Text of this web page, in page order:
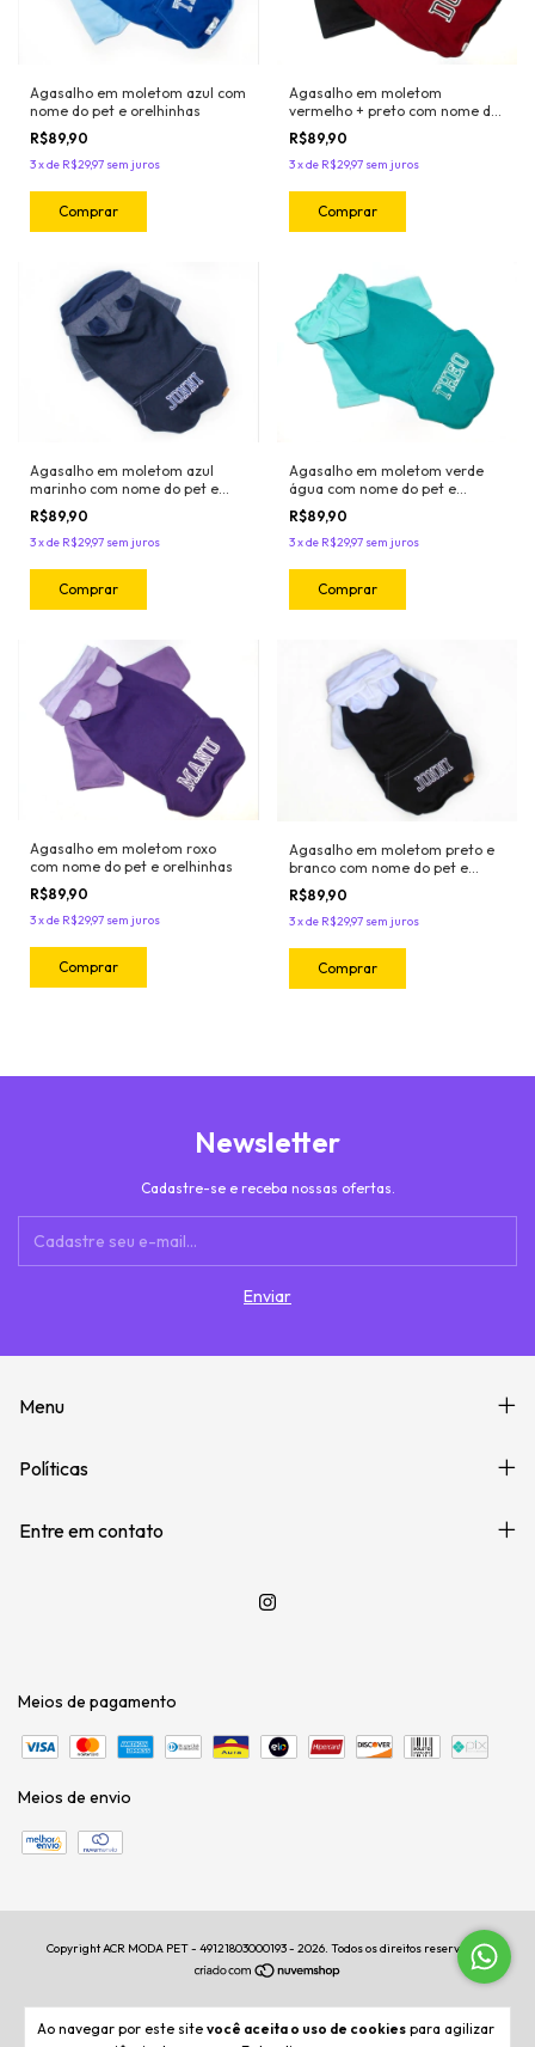
Ao navegar por este site você aceita o uso de cookies para agilizar
Agasalho em moletom azul com
nome do pet e orelhinhas
R$89,90
3xde R$29,97 sem juros
Comprar
Agasalho em moletom
vermelho + preto com nome do
pet e orelhinhas
R$89,90
3xde R$29,97 sem juros
Comprar
Agasalho em moletom azul
marinho com nome do pet e
orelhinhas
R$89,90
3xde R$29,97 sem juros
Comprar
Agasalho em moletom verde
água com nome do pet e
orelhinhas
R$89,90
3xde R$29,97 sem juros
Comprar
Agasalho em moletom roxo
com nome do pet e orelhinhas
R$89,90
3xde R$29,97 sem juros
Comprar
Agasalho em moletom preto e
branco com nome do pet e
orelhinhas
R$89,90
3xde R$29,97 sem juros
Comprar
Newsletter
Cadastre-se e receba nossas ofertas.
Menu
Políticas
Entre em contato
Meios de pagamento
Meios de envio
Copyright ACR MODA PET - 49121803000193 - 2026. Todos os direitos reservados.